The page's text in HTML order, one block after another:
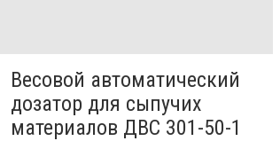
Весовой автоматический
дозатор для сыпучих
материалов ДВС 301-50-1